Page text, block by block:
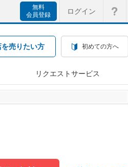
無料
会員登録
ログイン
を売りたい方 初めての方へ
リクエストサービス